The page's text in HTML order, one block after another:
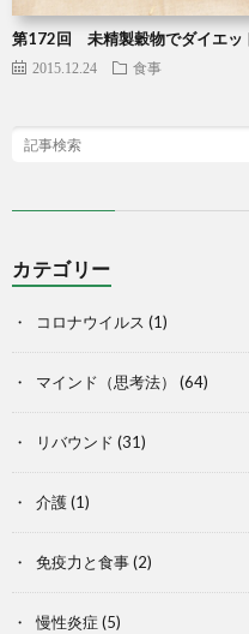
第172回 未精製穀物でダイエッ
2015.12.24 食事
カテゴリー
コロナウイルス (1)
マインド（思考法） (64)
リバウンド (31)
介護(1)
免疫力と食事(2)
慢性炎症 (5)